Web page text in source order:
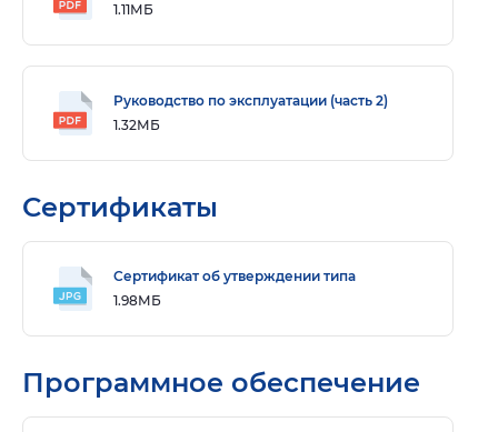
1.11МБ
Руководство по эксплуатации (часть 2)
1.32МБ
Сертификаты
Сертификат об утверждении типа
1.98МБ
Программное обеспечение